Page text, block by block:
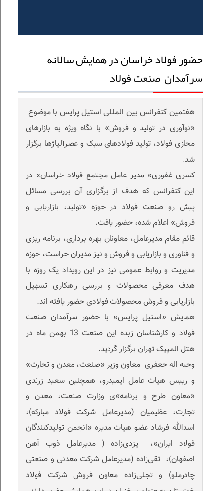
حضور فولاد خراسان در همایش سالانه
سرآمدان صنعت فولاد
هفتمین کنفرانس بین المللی استیل پرایس با موضوع
«نوآوری در تولید و فروش» با نگاه ویژه به بازارهای
مجازی فولاد، تولید فولادهای سبک و عصرآلیاژها برگزار
شد.
کسری غفوری» مدیر عامل مجتمع فولاد خراسان» در
این کنفرانس که هدف از برگزاری آن بررسی مسائل
پیش رو صنعت فولاد در حوزه «تولید، بازاریابی و
فروش» اعلام شده، حضور یافت.
قائم مقام مدیرعامل، معاونان بهره برداری، برنامه ریزی
و فناوری و بازاریابی و فروش و نیز مدیران حراست، حوزه
مدیریت و روابط عمومی نیز در این رویداد یک روزه با
هدف معرفی محصولات و بررسی راهکاری تسهیل
بازاریابی و فروش محصولات فولادی حضور یافته اند.
همایش «استیل پرایس» با حضور سرآمدان صنعت
فولاد و کارشناسان زبده این صنعت 13 بهمن ماه در
هتل المپیک تهران برگزار گردید.
وجیه اله جعفری معاون وزیر «صنعت، معدن و تجارت»
و رییس هیات عامل ایمیدرو، همچنین سعید زرندی‌
«معاون طرح و برنامه»ی وزارت صنعت، معدن و
تجارت، عظیمیان (مدیرعامل شرکت فولاد مبارکه)،
اسدالله فرشاد‌ عضو هیات مدیره «انجمن تولیدکنندگان
فولاد ایران»، یزدی‌زاده ( مدیرعامل ذوب آهن
اصفهان)، تقی‌زاده (مدیرعامل شرکت معدنی و صنعتی
چادرملو) و تجلی‌زاده معاون فروش شرکت فولاد